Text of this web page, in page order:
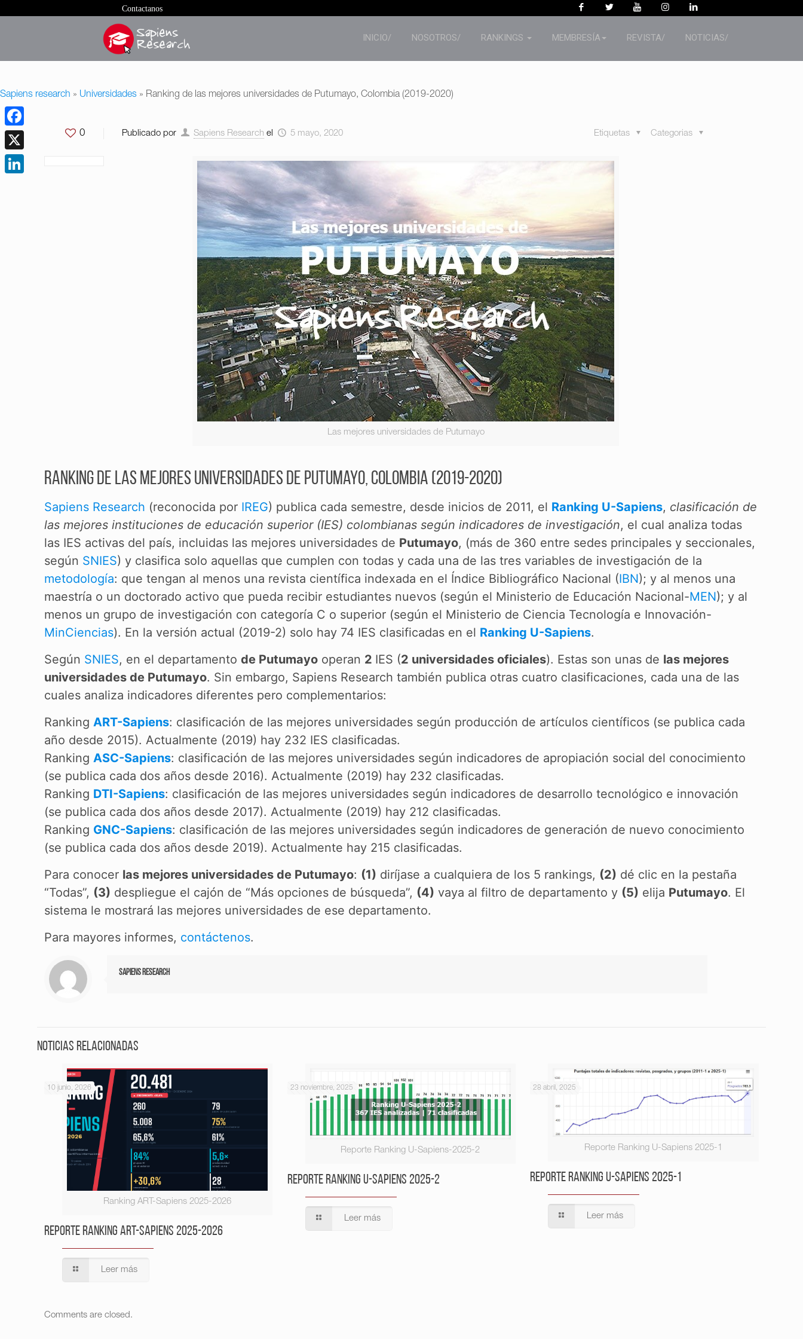
Contactanos
INICIO/ NOSOTROS/ RANKINGS MEMBRESÍA REVISTA/ NOTICIAS/
Sapiens research » Universidades » Ranking de las mejores universidades de Putumayo, Colombia (2019-2020)
0 Publicado por Sapiens Research el 5 mayo, 2020 Categorias
Etiquetas
Las mejores universidades de Putumayo
Ranking de las mejores universidades de Putumayo, Colombia (2019-2020)
Sapiens Research (reconocida por IREG) publica cada semestre, desde inicios de 2011, el Ranking U-Sapiens, clasificación de
las mejores instituciones de educación superior (IES) colombianas según indicadores de investigación, el cual analiza todas
las IES activas del país, incluidas las mejores universidades de Putumayo, (más de 360 entre sedes principales y seccionales,
según SNIES) y clasifica solo aquellas que cumplen con todas y cada una de las tres variables de investigación de la
metodología: que tengan al menos una revista científica indexada en el Índice Bibliográfico Nacional (IBN); y al menos una
maestría o un doctorado activo que pueda recibir estudiantes nuevos (según el Ministerio de Educación Nacional-MEN); y al
menos un grupo de investigación con categoría C o superior (según el Ministerio de Ciencia Tecnología e Innovación-
MinCiencias). En la versión actual (2019-2) solo hay 74 IES clasificadas en el Ranking U-Sapiens.
Según SNIES, en el departamentode Putumayo operan 2 IES (2 universidades oficiales). Estas son unas de las mejores
universidades de Putumayo. Sin embargo, Sapiens Research también publica otras cuatro clasificaciones, cada una de las
cuales analiza indicadores diferentes pero complementarios:
RankingART-Sapiens: clasificación de las mejores universidades según producción de artículos científicos (se publica cada
año desde 2015). Actualmente (2019) hay 232 IES clasificadas.
RankingASC-Sapiens: clasificación de las mejores universidades según indicadores de apropiación social del conocimiento
(se publica cada dos años desde 2016). Actualmente (2019) hay 232 clasificadas.
Ranking DTI-Sapiens: clasificación de las mejores universidades según indicadores de desarrollo tecnológico e innovación
(se publica cada dos años desde 2017). Actualmente (2019) hay 212 clasificadas.
Ranking GNC-Sapiens: clasificación de las mejores universidades según indicadores de generación de nuevo conocimiento
(se publica cada dos años desde 2019). Actualmente hay 215 clasificadas.
Para conocer las mejores universidades de Putumayo: (1) diríjase a cualquiera de los 5 rankings, (2) dé clic en la pestaña
“Todas”, (3) despliegue el cajón de “Más opciones de búsqueda”, (4) vaya al filtro de departamento y (5) elija Putumayo. El
sistema le mostrará las mejores universidades de ese departamento.
Para mayores informes, contáctenos.
Sapiens Research
Noticias relacionadas
Ranking ART-Sapiens 2025-2026
10 junio, 2026
Reporte Ranking ART-Sapiens 2025-2026
Leer más
Reporte Ranking U-Sapiens-2025-2
23 noviembre, 2025
Reporte Ranking U-Sapiens 2025-2
Leer más
Reporte Ranking U-Sapiens 2025-1
28 abril, 2025
Reporte Ranking U-Sapiens 2025-1
Leer más
Comments are closed.
Facebook
X